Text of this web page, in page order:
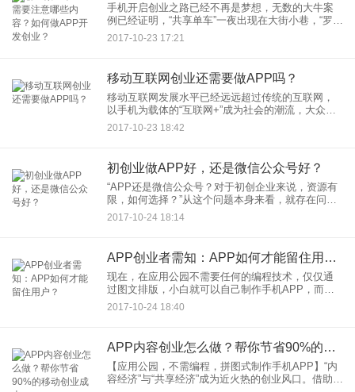
手机开启创业之路已经不再是梦想，无数的大牛案
例已经证明，“共享单车”一夜出现在大街小巷，“罗辑
思维”的“得到”仅凭借付费阅览就年入上亿等等。移动
互联网对商业领域的变革出乎大多数人的意料，无
2017-10-23 17:21
移动互联网创业还需要做APP吗？
移动互联网发展水平已经远远超过传统的互联网，
以手机为载体的“互联网+”成为社会的潮流，大众创
新万众创业已经不仅仅是政府倡导口号，已经有众
多创业者在这个领域掘进。纵览当前的创业市场、
2017-10-23 18:42
初创业做APP好，还是微信公众号好？
“APP还是微信公众号？对于初创企业来说，资源有
限，如何选择？”从这个问题本身来看，就存在问
题。：因为目前在移动互联网时代，有公司不需要
做微信公众号吗？微信公众号的已经成为现在企业
2017-10-24 18:14
APP创业者需知：APP如何才能留住用户？
现在，在应用公园不需要任何的编程技术，仅仅通
过图文排版，小白就可以自己制作手机APP，而且
还有上百个垂直行业的整套原生APP模板，可以直
接套用一键制作。这种全新的SaaS式模式，让APP
2017-10-24 18:40
APP内容创业怎么做？帮你节省90%的移动创业成本
【应用公园，不需编程，拼图式制作手机APP】“内
容经济”与“共享经济”成为近火热的创业风口。借助手